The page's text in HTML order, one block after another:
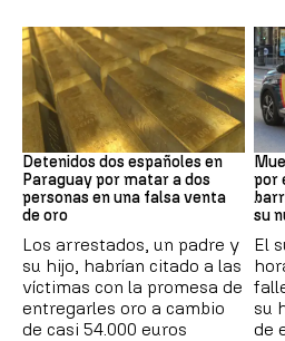
Paraguay
Detenidos dos españoles en
Paraguay por matar a dos
personas en una falsa venta
de oro
Los arrestados, un padre y
su hijo, habrían citado a las
víctimas con la promesa de
entregarles oro a cambio
de casi 54.000 euros
por
su
El
su
de